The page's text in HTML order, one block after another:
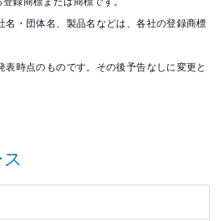
名・団体名、製品名などは、各社の登録商標
表時点のものです。その後予告なしに変更と